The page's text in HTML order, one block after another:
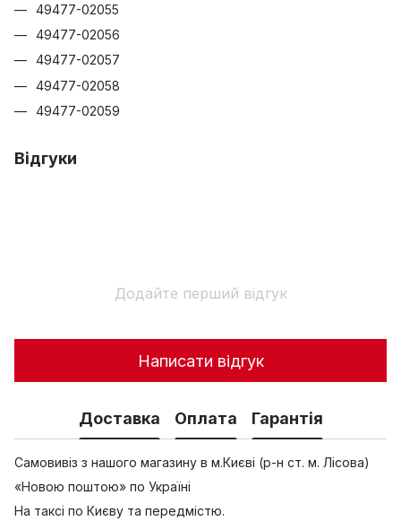
49477-02055
49477-02056
49477-02057
49477-02058
49477-02059
Відгуки
Додайте перший відгук
Написати відгук
Доставка Оплата Гарантія
Самовивіз з нашого магазину в м.Києві (р-н ст. м. Лісова)
«Новою поштою» по Україні
На таксі по Києву та передмістю.